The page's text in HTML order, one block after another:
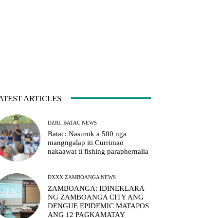
ARTICLES
DZRL BATAC NEWS
Batac: Nasurok a 500 nga
mangngalap iti Currimao
nakaawat ti fishing paraphernalia
DXXX ZAMBOANGA NEWS
ZAMBOANGA: IDINEKLARA
NG ZAMBOANGA CITY ANG
DENGUE EPIDEMIC MATAPOS
ANG 12 PAGKAMATAY